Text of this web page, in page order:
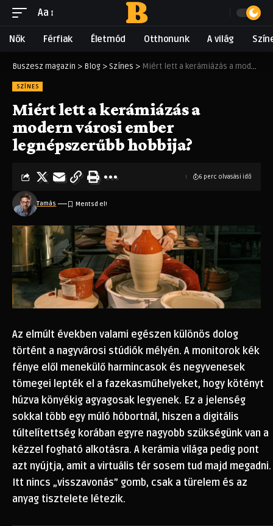
Aa
Nők Férfiak Életmód Otthonunk A világ
Buszesz magazin > Blog >Színes > Miért lett a kerámiázás a modern városi ember legnépszerűbb hobbija?
SZÍNES
Miért lett a kerámiázás a
modern városi ember
legnépszerűbb hobbija?
Tamás
6 perc olvasási idő
Az elmúlt években valami egészen különös dolog
történt a nagyvárosi stúdiók mélyén. A monitorok kék
fénye elől menekülő harmincasok és negyvenesek
tömegei lepték el a fazekasműhelyeket, hogy kötényt
húzva könyékig agyagosak legyenek. Ez a jelenség
sokkal több egy múló hóbortnál, hiszen a digitális
túltelítettség korában egyre nagyobb szükségünk van a
kézzel fogható alkotásra. A kerámia világa pedig pont
azt nyújtja, amit a virtuális tér sosem tud majd megadni.
Itt nincs „visszavonás” gomb, csak a türelem és az
anyag tisztelete létezik.